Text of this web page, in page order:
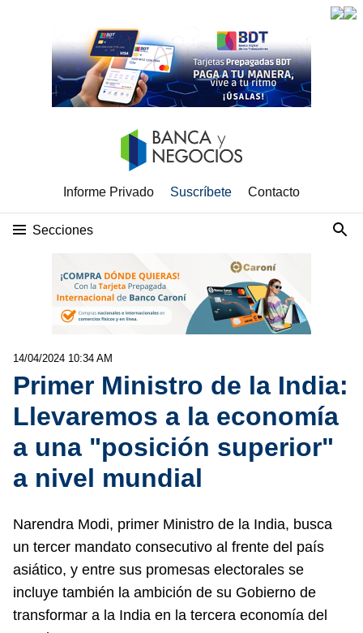
Informe Privado Suscríbete Contacto
Secciones
14/04/2024 10:34 AM
Primer Ministro de la India:
Llevaremos a la economía
a una "posición superior"
a nivel mundial
Narendra Modi, primer Ministro de la India, busca
un tercer mandato consecutivo al frente del país
asiático, y entre sus promesas electorales se
incluye también la ambición de su Gobierno de
transformar a la India en la tercera economía del